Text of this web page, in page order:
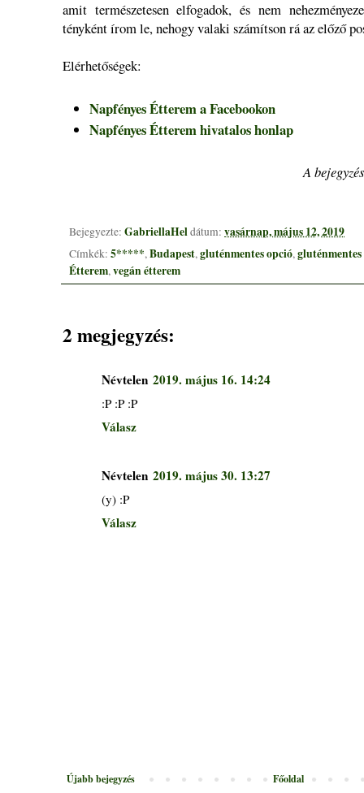
amit természetesen elfogadok, és nem
tényként írom le, nehogy valaki számítson rá az előző
Elérhetőségek:
Napfényes Étterem a Facebookon
Napfényes Étterem hivatalos honlap
A
Bejegyezte: GabriellaHeldátum: vasárnap, május 12, 2019
Címkék: 5*****,Budapest,gluténmentes opció,
Étterem,vegán étterem
2 megjegyzés:
Névtelen 2019. május 16. 14:24
:P :P :P
Válasz
Névtelen 2019. május 30. 13:27
(y) :P
Válasz
Újabb bejegyzés Főoldal